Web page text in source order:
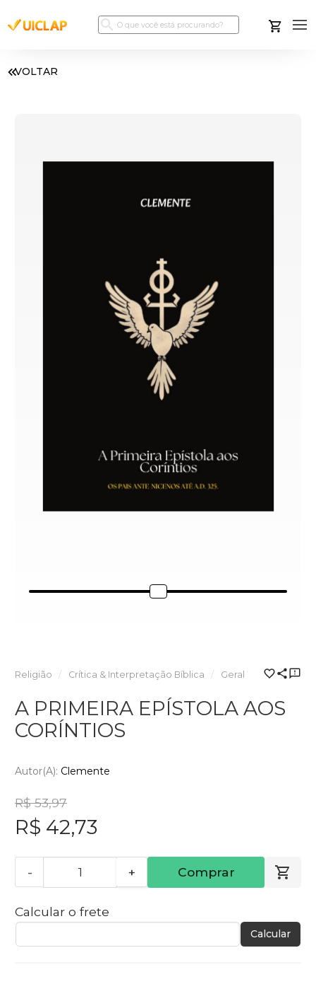
VOLTAR
Religião Crítica & Interpretação Bíblica Geral
A PRIMEIRA EPÍSTOLA AOS
CORÍNTIOS
Autor(a): Clemente
R$ 53,97
R$ 42,73
- + Comprar
Calcular o frete
Calcular